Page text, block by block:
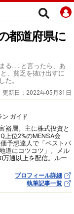
都道府県に
る……と言ったら、あ
、貧乏を抜け出すに
た。
更新日： 2022年05月31日
ン ガイド
裕層。主に株式投資と
上位2%のMENSA会
予想達人で「ベストパ
道にコツコツ」。メル
万通以上を配信。ルー
プロフィール詳細
執筆記事一覧